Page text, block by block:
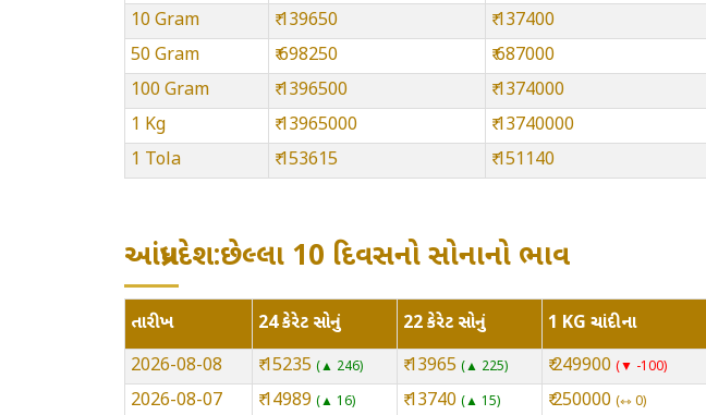
10 Gram
₹ 139650 ₹ 137400
50 Gram
₹ 698250 ₹ 687000
100 Gram
₹ 1396500 ₹ 1374000
1 Kg
₹ 13965000 ₹ 13740000
1 Tola
₹ 153615 ₹ 151140
આંધ્રપ્રદેશ:છેલ્લા 10 દિવસનો સોનાનો ભાવ
તારીખ 24 કેરેટ સોનું 22 કેરેટ સોનું
1 KG ચાંદીના
2026-08-08
₹ 15235 ▲ 246 ₹ 13965 ▲ 225 ₹ 249900 ▼ -100
2026-08-07 ₹ 14989 ▲ 16 ₹ 13740 ▲ 15 ₹ 250000 ⇿ 0